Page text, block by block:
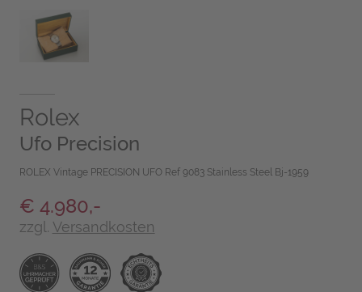
Rolex
Ufo Precision
ROLEX Vintage PRECISION UFO Ref 9083 Stainless Steel Bj-1959
€ 4.980,-
zzgl. Versandkosten